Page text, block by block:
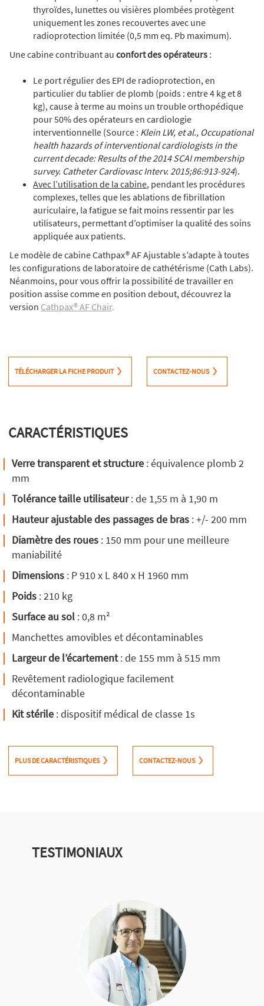
thyroïdes, lunettes ou visières plombées protègent
uniquement les zones recouvertes avec une
radioprotection limitée (0,5 mm eq. Pb maximum).
Une cabine contribuant au confort des opérateurs :
Le port régulier des EPI de radioprotection, en
particulier du tablier de plomb (poids : entre 4 kg et 8
kg), cause à terme au moins un trouble orthopédique
pour 50% des opérateurs en cardiologie
interventionnelle (Source : Klein LW, et al., Occupational
health hazards of interventional cardiologists in the
current decade: Results of the 2014 SCAI membership
survey. Catheter Cardiovasc Interv. 2015;86:913-924).
Avec l’utilisation de la cabine, pendant les procédures
complexes, telles que les ablations de fibrillation
auriculaire, la fatigue se fait moins ressentir par les
utilisateurs, permettant d’optimiser la qualité des soins
appliquée aux patients.
Le modèle de cabine Cathpax® AF Ajustable s’adapte à toutes
les configurations de laboratoire de cathétérisme (Cath Labs).
Néanmoins, pour vous offrir la possibilité de travailler en
position assise comme en position debout, découvrez la
version Cathpax® AF Chair.
TÉLÉCHARGER LA FICHE PRODUIT CONTACTEZ-NOUS
CARACTÉRISTIQUES
Verre transparent et structure : équivalence plomb 2
mm
Tolérance taille utilisateur: de 1,55 m à 1,90 m
Hauteur ajustable des passages de bras : +/- 200 mm
Diamètre des roues : 150 mm pour une meilleure
maniabilité
Dimensions : P 910 x L 840 x H 1960 mm
Poids : 210 kg
Surface au sol : 0,8 m²
Manchettes amovibles et décontaminables
Largeur de l’écartement: de 155 mm à 515 mm
Revêtement radiologique facilement
décontaminable
Kit stérile : dispositif médical de classe 1s
PLUS DE CARACTÉRISTIQUES CONTACTEZ-NOUS
TESTIMONIAUX